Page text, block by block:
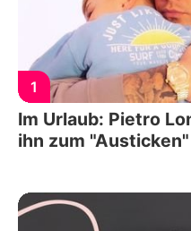
1
Im Urlaub: Pietro
ihn zum "Austicken"